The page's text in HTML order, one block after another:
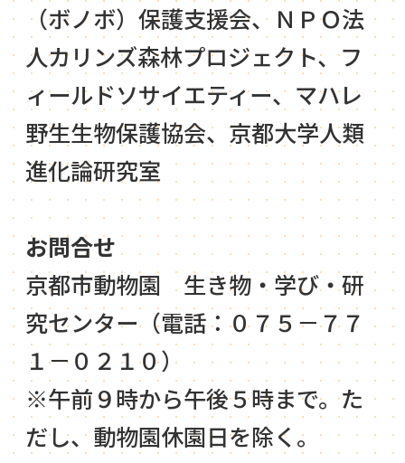
（ボノボ）保護支援会、ＮＰＯ法
人カリンズ森林プロジェクト、フ
ィールドソサイエティー、マハレ
野生生物保護協会、京都大学人類
進化論研究室
お問合せ
京都市動物園 生き物・学び・研
究センター（電話：０７５－７７
１－０２１０）
※午前９時から午後５時まで。た
だし、動物園休園日を除く。